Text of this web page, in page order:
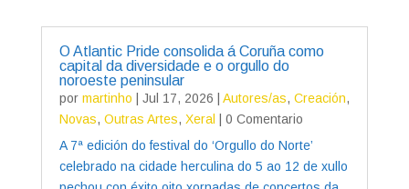
O Atlantic Pride consolida á Coruña como
capital da diversidade e o orgullo do
noroeste peninsular
por martinho Jul 17, 2026 Autores/as, Creación,
Novas, Outras Artes, Xeral
| 0 Comentario
A 7ª edición do festival do ‘Orgullo do Norte’
celebrado na cidade herculina do 5 ao 12 de xullo